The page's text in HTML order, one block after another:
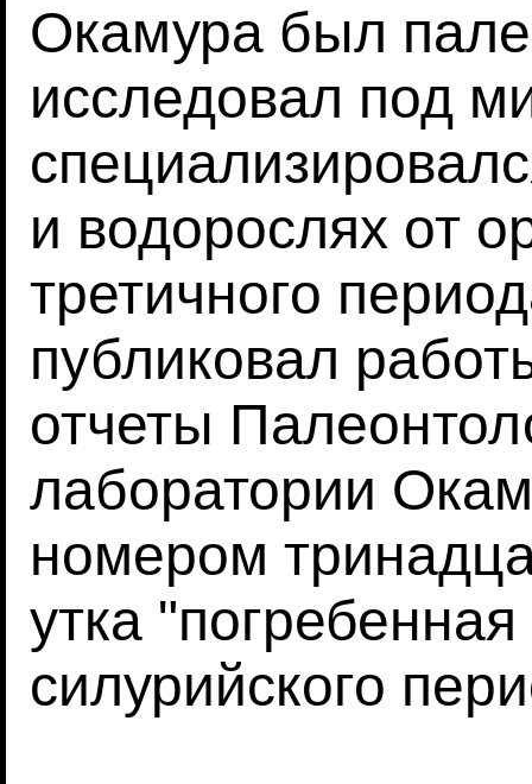
Окамура был
исследовал под
и водорослях от
третичного
публиковал
отчеты
лаборатории
номером
утка
силурийского